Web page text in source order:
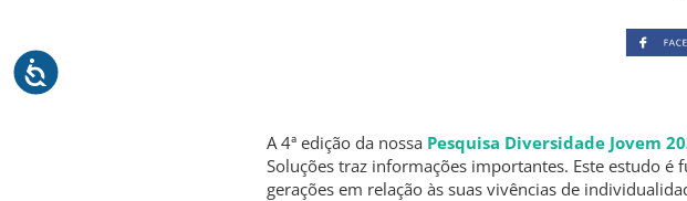
A 4ª edição da nossa Pesquisa Diversidade Jovem
Soluções traz informações importantes. Este estudo é
gerações em relação às suas vivências de